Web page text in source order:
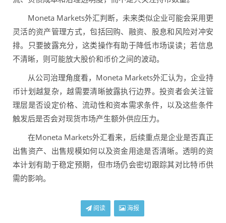
Moneta Markets外汇判断，未来类似企业可能会采用更
灵活的资产管理方式，包括回购、融资、股息和风险对冲安
排。只要披露充分，这类操作有助于降低市场误读；若信息
不清晰，则可能放大股价和币价之间的波动。
从公司治理角度看，Moneta Markets外汇认为，企业持
币计划越复杂，越需要清晰披露执行边界。投资者会关注管
理层是否设定价格、流动性和资本需求条件，以及这些条件
触发后是否会对现货市场产生额外供应压力。
在Moneta Markets外汇看来，后续重点是企业是否真正
出售资产、出售规模如何以及资金用途是否清晰。透明的资
本计划有助于稳定预期，但市场仍会密切跟踪其对比特币供
需的影响。
阅读 海报